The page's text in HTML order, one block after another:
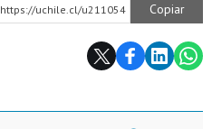
https://uchile.cl/u211054 Copiar